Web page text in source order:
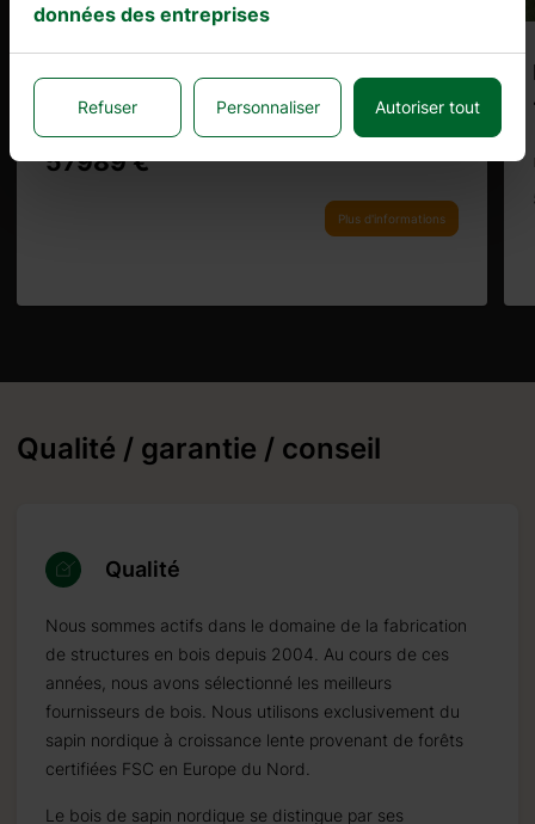
KALMIA (68mm + Bardage), 105㎡
57989 €
Plus d'informations
Qualité / garantie / conseil
Qualité
Nous sommes actifs dans le domaine de la fabrication
de structures en bois depuis 2004. Au cours de ces
années, nous avons sélectionné les meilleurs
fournisseurs de bois. Nous utilisons exclusivement du
sapin nordique à croissance lente provenant de forêts
certifiées FSC en Europe du Nord.
Le bois de sapin nordique se distingue par ses
données des entreprises
Refuser Personnaliser Autoriser tout